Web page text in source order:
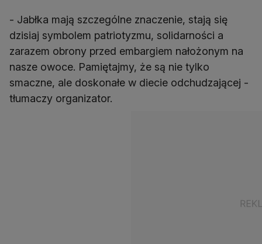
- Jabłka mają szczególne znaczenie, stają się
dzisiaj symbolem patriotyzmu, solidarności a
zarazem obrony przed embargiem nałożonym na
nasze owoce. Pamiętajmy, że są nie tylko
smaczne, ale doskonałe w diecie odchudzającej -
tłumaczy organizator.